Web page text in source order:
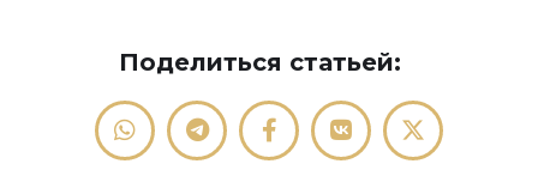
Поделиться статьей: